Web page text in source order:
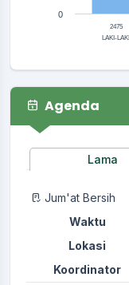
2475
LAKI-LAKI
0
Agenda
Lama
Jum'at Bersih
Waktu
Lokasi
Koordinator